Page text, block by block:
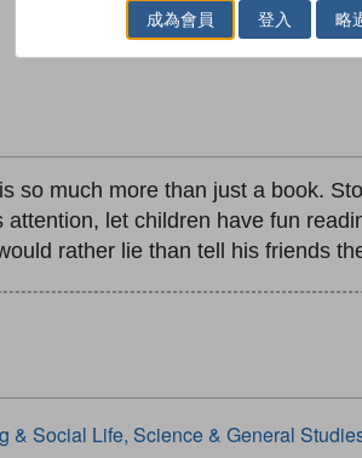
so much more than just a book.
let children have fun
rather lie than tell his friends
& Social Life, Science & General
成為會員 登入 略